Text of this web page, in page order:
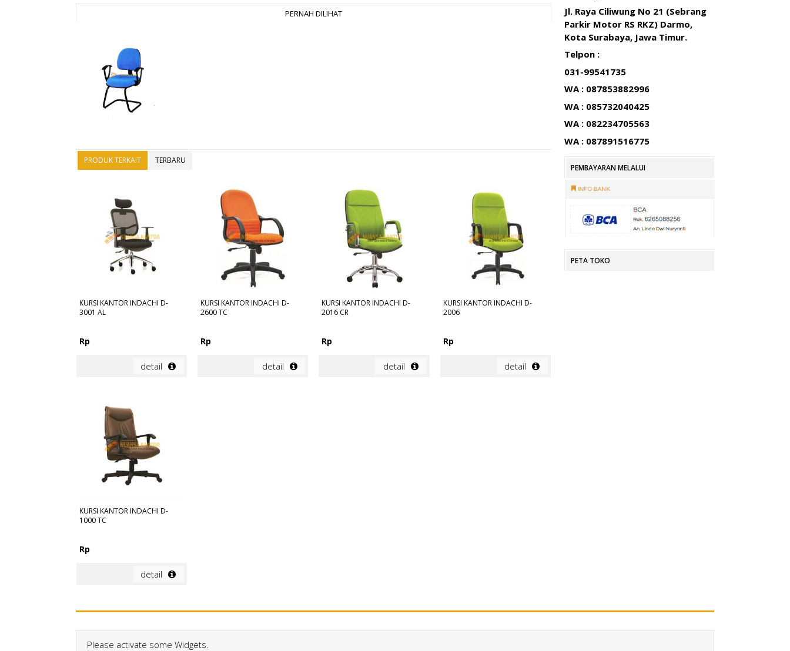
PERNAH DILIHAT
PRODUK TERKAIT TERBARU
KURSI KANTOR INDACHI D-
3001 AL
Rp
detail
KURSI KANTOR INDACHI D-
2600 TC
Rp
detail
KURSI KANTOR INDACHI D-
2016 CR
Rp
detail
KURSI KANTOR INDACHI D-
2006
Rp
detail
KURSI KANTOR INDACHI D-
1000 TC
Rp
detail
Jl. Raya Ciliwung No 21 (Sebrang
Parkir Motor RS RKZ) Darmo,
Kota Surabaya, Jawa Timur.
Telpon :
031-99541735
WA : 087853882996
WA : 085732040425
WA : 082234705563
WA : 087891516775
PEMBAYARAN MELALUI
PETA TOKO
Please activate some Widgets.